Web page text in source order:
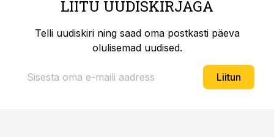
LIITU UUDISKIRJAGA
Telli uudiskiri ning saad oma postkasti päeva
olulisemad uudised.
Liitun